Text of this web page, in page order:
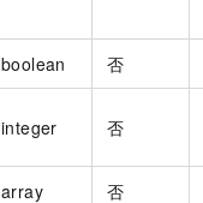
boolean 否
integer 否
array 否